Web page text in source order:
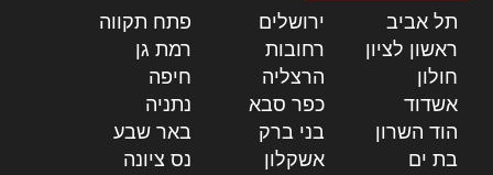
תל אביב ירושלים פתח תקווה
ראשון לציון
רחובות רמת גן
חולון
הרצליה חיפה
אשדוד
כפר סבא נתניה
הוד השרון
בני ברק באר שבע
בת ים
אשקלון נס ציונה